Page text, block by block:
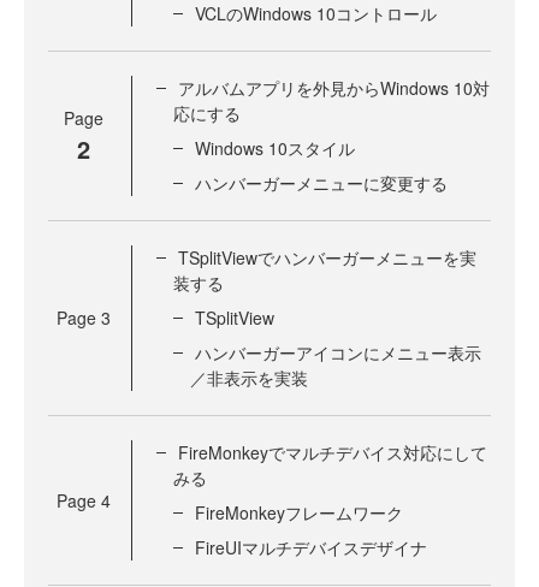
VCLのWindows 10コントロール
Page
2
アルバムアプリを外見からWindows 10対
応にする
Windows 10スタイル
ハンバーガーメニューに変更する
Page 3
TSplitViewでハンバーガーメニューを実
装する
TSplitView
ハンバーガーアイコンにメニュー表示
／非表示を実装
Page 4
FireMonkeyでマルチデバイス対応にして
みる
FireMonkeyフレームワーク
FireUIマルチデバイスデザイナ